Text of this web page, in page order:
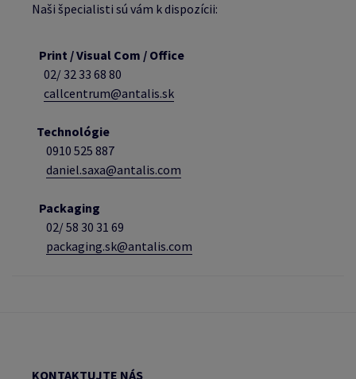
Naši špecialisti sú vám k dispozícii:
Print / Visual Com / Office
02/ 32 33 68 80
callcentrum@antalis.sk
Technológie
0910 525 887
daniel.saxa@antalis.com
Packaging
02/58 30 31 69
packaging.sk@antalis.com
KONTAKTUJTE NÁS